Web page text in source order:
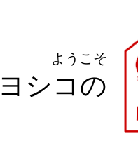
ようこそ
シコの